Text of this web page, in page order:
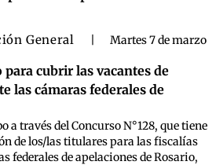
General
Martes 7 de marzo
cubrir las vacantes de
las cámaras federales de
a través del Concurso N°128, que tiene
de los/las titulares para las fiscalías
federales de apelaciones de Rosario,